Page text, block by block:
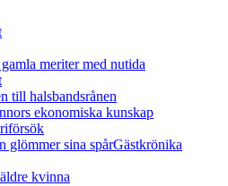
meriter med nutida
till halsbandsrånen
ekonomiska kunskap
glömmer sina spårGästkrönika
kvinna